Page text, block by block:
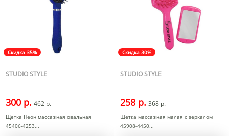
Скидка 35%
STUDIO STYLE
300 р. 462 р.
Щетка Неон массажная овальная
45406-4253
Скидка 30%
STUDIO STYLE
258 р. 368 р.
Щетка массажная малая с зеркалом
45908-4450